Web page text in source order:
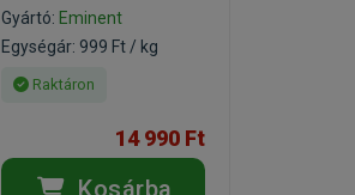
Gyártó: Eminent
Egységár: 999 Ft / kg
Raktáron
14 990 Ft
Kosárba